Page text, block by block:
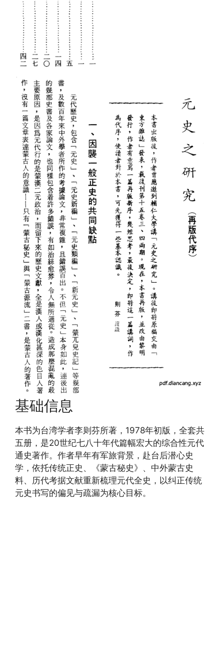
基础信息
本书为台湾学者李则芬所著，1978年初版，全套共
五册，是20世纪七八十年代篇幅宏大的综合性元代
通史著作。作者早年有军旅背景，赴台后潜心史
学，依托传统正史、《蒙古秘史》、中外蒙古史
料、历代考据文献重新梳理元代全史，以纠正传统
元史书写的偏见与疏漏为核心目标。